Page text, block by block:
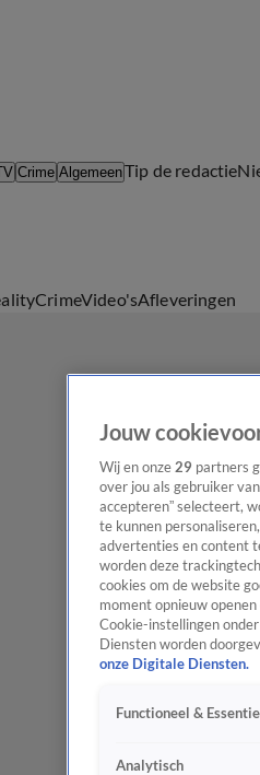
Crime AlgemeenTip de redactie
CrimeVideo'sAfleveringen
Jouw
Wij en onze 29 partners
over jou als gebruiker
accepteren” selecteert,
te kunnen
advertenties en content
worden deze
cookies om de website
moment opnieuw
Cookie-instellingen
Diensten worden
onze Digitale Diensten.
Functioneel &
Analytisch